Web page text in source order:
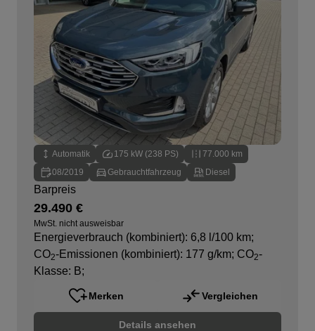
Automatik 175 kW (238 PS)
77.000 km
08/2019
Gebrauchtfahrzeug Diesel
Barpreis
29.490 €
MwSt. nicht ausweisbar
Energieverbrauch (kombiniert): 6,8 l/100 km;
CO2-Emissionen (kombiniert): 177 g/km; CO2-
Klasse: B;
Details ansehen
Merken Vergleichen